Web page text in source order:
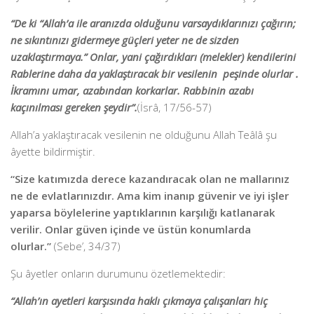
“De ki “Allah’a ile aranızda olduğunu varsaydıklarınızı çağırın;
ne sıkıntınızı gidermeye güçleri yeter ne de sizden
uzaklaştırmaya.” Onlar, yani çağırdıkları (melekler) kendilerini
Rablerine daha da yaklaştıracak bir vesilenin peşinde olurlar .
İkramını umar, azabından korkarlar. Rabbinin azabı
kaçınılması gereken şeydir”.(İsrâ, 17/56-57)
Allah’a yaklaştıracak vesilenin ne olduğunu Allah Teâlâ şu
âyette bildirmiştir.
“Size katımızda derece kazandıracak olan ne mallarınız
ne de evlatlarınızdır. Ama kim inanıp güvenir ve iyi işler
yaparsa böylelerine yaptıklarının karşılığı katlanarak
verilir. Onlar güven içinde ve üstün konumlarda
olurlar.” (Sebe’, 34/37)
Şu âyetler onların durumunu özetlemektedir:
“Allah’ın ayetleri karşısında haklı çıkmaya çalışanları hiç